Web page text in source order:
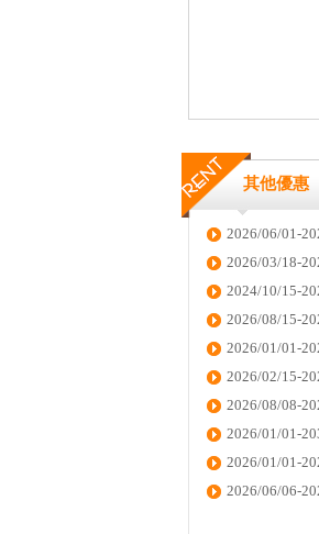
其他優惠
2026/06/01-
2026/03/18-
2024/10/15-
2026/08/15-
2026/01/01-
2026/02/15-
2026/08/08-
2026/01/01-
2026/01/01-
2026/06/06-